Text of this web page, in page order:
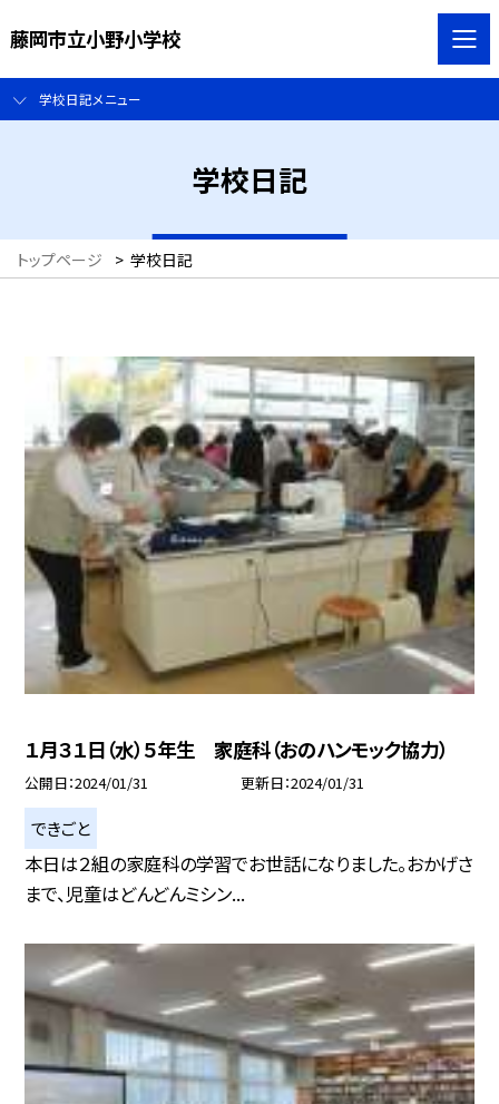
藤岡市立小野小学校
学校日記メニュー
学校日記
トップページ > 学校日記
１月３１日（水）５年生 家庭科（おのハンモック協力）
公開日 2024/01/31 更新日 2024/01/31
できごと
本日は２組の家庭科の学習でお世話になりました。おかげさ
まで、児童はどんどんミシン...